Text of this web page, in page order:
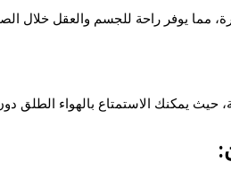
مما يوفر راحة للجسم والعقل خلال
يمكنك الاستمتاع بالهواء الطلق